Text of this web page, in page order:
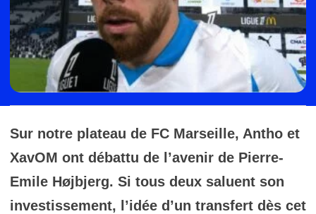
Sur notre plateau de FC Marseille, Antho et
XavOM ont débattu de l’avenir de Pierre-
Emile Højbjerg. Si tous deux saluent son
investissement, l’idée d’un transfert dès cet